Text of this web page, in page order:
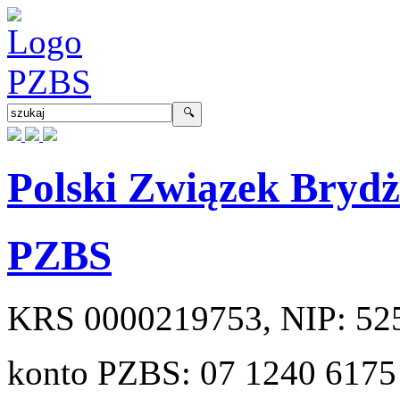
Polski Związek
PZBS
KRS 0000219753, NIP:
konto PZBS: 07 1240